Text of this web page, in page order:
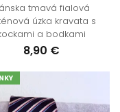
tmavá fialová
úzka kravata s
a bodkami
8,90 €